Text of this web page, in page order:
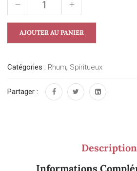
AJOUTER AU PANIER
Catégories : Rhum, Spiritueux
Partager :
Description
Informations